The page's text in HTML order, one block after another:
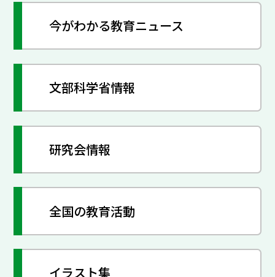
今がわかる教育ニュース
文部科学省情報
研究会情報
全国の教育活動
イラスト集